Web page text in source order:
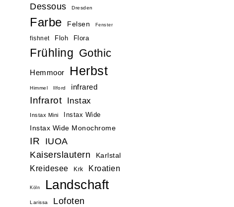
Dessous Dresden
Farbe Felsen Fenster
fishnet Floh Flora
Frühling Gothic
Hemmoor Herbst
Himmel Ilford infrared
Infrarot Instax
Instax Mini
Instax Wide
Instax Wide Monochrome
IR
IUOA
Kaiserslautern
Karlstal
Kreidesee Krk Kroatien
Köln Landschaft
Larissa Lofoten